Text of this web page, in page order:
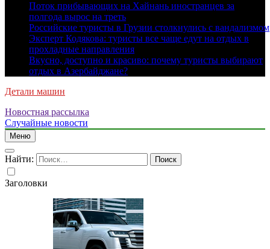
Поток прибывающих на Хайнань иностранцев за
полгода вырос на треть
Российские туристы в Грузии столкнулись с вандализмом
Эксперт Кодякова: туристы все чаще едут на отдых в
прохладные направления
Вкусно, доступно и красиво: почему туристы выбирают
отдых в Азербайджане?
Детали машин
Новостная рассылка
Случайные новости
Меню
Найти:
Заголовки